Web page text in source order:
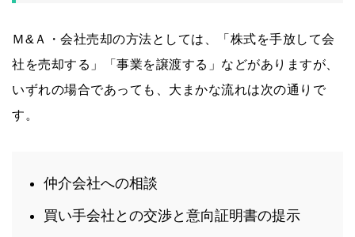
Ｍ&Ａ・会社売却の方法としては、「株式を手放して会
社を売却する」「事業を譲渡する」などがありますが、
いずれの場合であっても、大まかな流れは次の通りで
す。
仲介会社への相談
買い手会社との交渉と意向証明書の提示